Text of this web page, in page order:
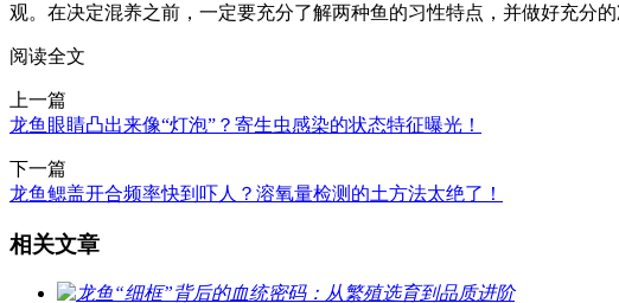
观。在决定混养之前，一定要充分了解两种鱼的习性特点，并做好充分
阅读全文
上一篇
龙鱼眼睛凸出来像“灯泡”？寄生虫感染的状态特征曝光！
下一篇
龙鱼鳃盖开合频率快到吓人？溶氧量检测的土方法太绝了！
相关文章